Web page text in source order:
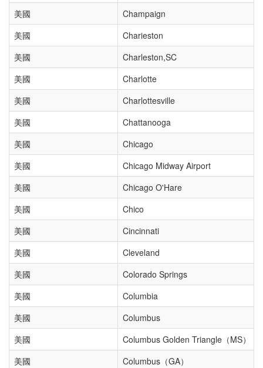
美國
Champaign
美國
Charieston
美國
Charleston,SC
美國
Charlotte
美國
Charlottesville
美國
Chattanooga
美國
Chicago
美國
Chicago Midway Airport
美國
Chicago O'Hare
美國
Chico
美國
Cincinnati
美國
Cleveland
美國
Colorado Springs
美國
Columbia
美國
Columbus
美國
Columbus Golden Triangle（MS）
美國
Columbus（GA）